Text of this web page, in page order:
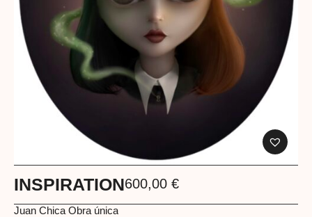
INSPIRATION600,00 €
Juan Chica Obra única